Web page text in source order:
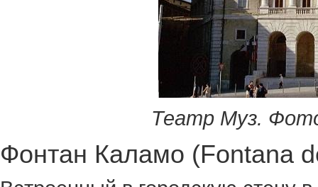
Театр Муз.
Фонтан Каламо (Fontana